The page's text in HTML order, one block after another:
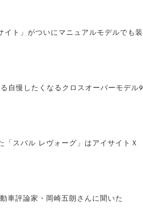
イト」がついにマニュアルモデルでも装
自慢したくなるクロスオーバーモデル9
スバル レヴォーグ」はアイサイトＸ
車評論家・岡崎五朗さんに聞いた